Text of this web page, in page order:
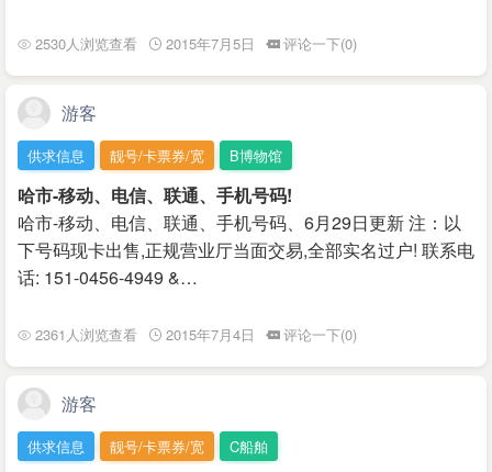
2530人浏览查看 2015年7月5日 评论一下(0)
游客
供求信息 靓号/卡票券/宽 B博物馆
哈市-移动、电信、联通、手机号码!
哈市-移动、电信、联通、手机号码、6月29日更新 注：以
下号码现卡出售,正规营业厅当面交易,全部实名过户! 联系电
话: 151-0456-4949 &…
2361人浏览查看 2015年7月4日 评论一下(0)
游客
供求信息 靓号/卡票券/宽 C船舶